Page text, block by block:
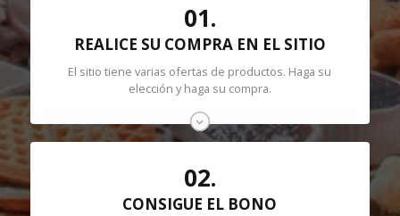
01.
REALICE SU COMPRA EN EL SITIO
El sitio tiene varias ofertas de productos. Haga su
elección y haga su compra.
02.
CONSIGUE EL BONO